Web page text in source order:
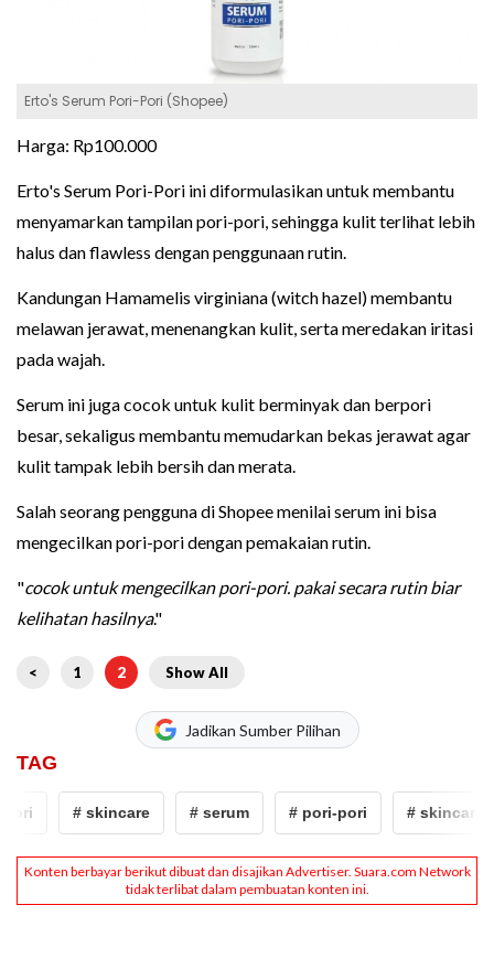
Erto's Serum Pori-Pori (Shopee)
Harga: Rp100.000
Erto's Serum Pori-Pori ini diformulasikan untuk membantu
menyamarkan tampilan pori-pori, sehingga kulit terlihat lebih
halus dan flawless dengan penggunaan rutin.
Kandungan Hamamelis virginiana (witch hazel) membantu
melawan jerawat, menenangkan kulit, serta meredakan iritasi
pada wajah.
Serum ini juga cocok untuk kulit berminyak dan berpori
besar, sekaligus membantu memudarkan bekas jerawat agar
kulit tampak lebih bersih dan merata.
Salah seorang pengguna di Shopee menilai serum ini bisa
mengecilkan pori-pori dengan pemakaian rutin.
"cocok untuk mengecilkan pori-pori. pakai secara rutin biar
kelihatan hasilnya."
< 1 2 Show All
Jadikan Sumber Pilihan
TAG
# skincare # serum # pori-pori # skincare